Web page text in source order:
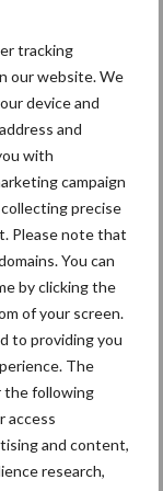
tracking
our website. We
device and
and
with
campaign
precise
Please note that
You can
by clicking the
of your screen.
to providing you
The
the following
access
and content,
research,
nieuws
Fokkerij